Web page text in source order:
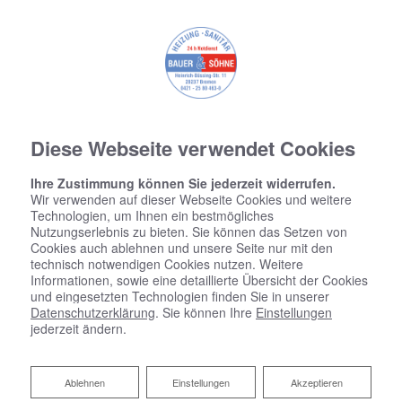
Gewerbliche
Diese Webseite verwendet Cookies
Ihre Zustimmung können Sie jederzeit widerrufen.
Wir verwenden auf dieser Webseite Cookies und weitere
Technologien, um Ihnen ein bestmögliches
Nutzungserlebnis zu bieten. Sie können das Setzen von
Cookies auch ablehnen und unsere Seite nur mit den
technisch notwendigen Cookies nutzen. Weitere
Informationen, sowie eine detaillierte Übersicht der Cookies
und eingesetzten Technologien finden Sie in unserer
Datenschutzerklärung. Sie können Ihre Einstellungen
jederzeit ändern.
Akzeptieren
Einstellungen
Ablehnen
Ablehnen